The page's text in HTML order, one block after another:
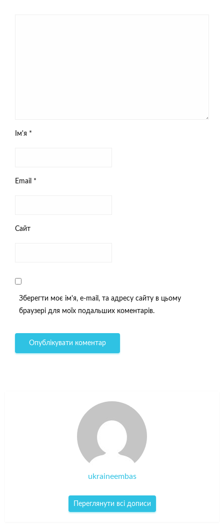
Ім'я *
Email *
Сайт
Зберегти моє ім'я, e-mail, та адресу сайту в цьому
браузері для моїх подальших коментарів.
ukraineembas
Переглянути всі дописи